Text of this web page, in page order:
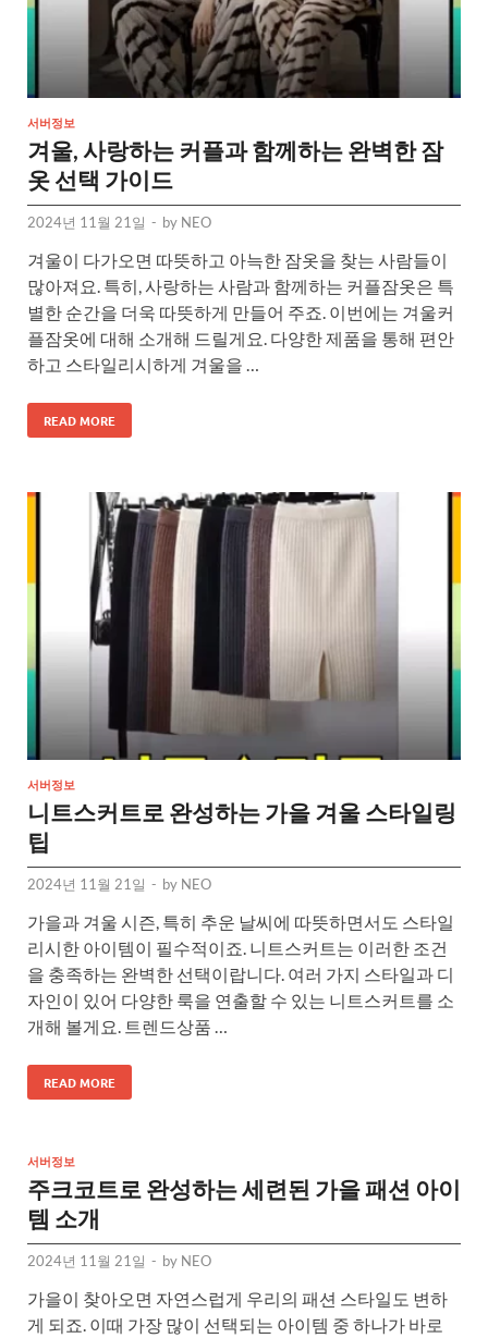
서버정보
겨울, 사랑하는 커플과 함께하는 완벽한 잠
옷 선택 가이드
2024년 11월 21일 - by NEO
겨울이 다가오면 따뜻하고 아늑한 잠옷을 찾는 사람들이
많아져요. 특히, 사랑하는 사람과 함께하는 커플잠옷은 특
별한 순간을 더욱 따뜻하게 만들어 주죠. 이번에는 겨울커
플잠옷에 대해 소개해 드릴게요. 다양한 제품을 통해 편안
하고 스타일리시하게 겨울을 …
READ MORE
서버정보
니트스커트로 완성하는 가을 겨울 스타일링
팁
2024년 11월 21일 - by NEO
가을과 겨울 시즌, 특히 추운 날씨에 따뜻하면서도 스타일
리시한 아이템이 필수적이죠. 니트스커트는 이러한 조건
을 충족하는 완벽한 선택이랍니다. 여러 가지 스타일과 디
자인이 있어 다양한 룩을 연출할 수 있는 니트스커트를 소
개해 볼게요. 트렌드상품 …
READ MORE
서버정보
주크코트로 완성하는 세련된 가을 패션 아이
템 소개
2024년 11월 21일 - by NEO
가을이 찾아오면 자연스럽게 우리의 패션 스타일도 변하
게 되죠. 이때 가장 많이 선택되는 아이템 중 하나가 바로